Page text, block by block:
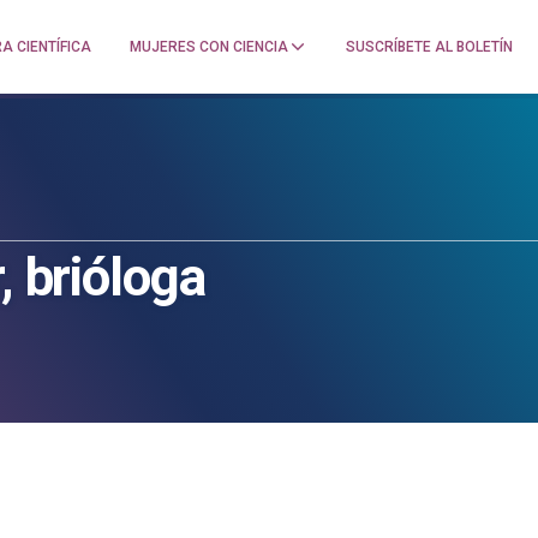
CIENTÍFICA MUJERES CON CIENCIA SUSCRÍBETE AL BOLETÍN
brióloga